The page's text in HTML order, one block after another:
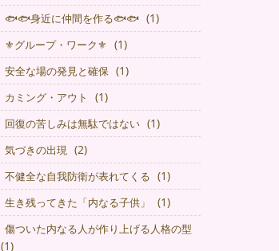
🐟🐟身近に仲間を作る🐟🐟 (1)
⚜グループ・ワーク⚜ (1)
安全な場の発見と確保 (1)
カミング・アウト (1)
回復の苦しみは無駄ではない (1)
気づきの出現 (2)
不健全な自我防衛が表れてくる (1)
生き残ってきた「内なる子供」 (1)
傷ついた内なる人が作り上げる人格の型
(1)